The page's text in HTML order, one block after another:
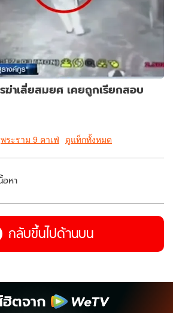
าเสี่ยสมยศ เคยถูกเรียกสอบ
พระราม 9 คาเฟ่ ดูแท็กทั้งหมด
หา
กลับขึ้นไปด้านบน
ตจาก